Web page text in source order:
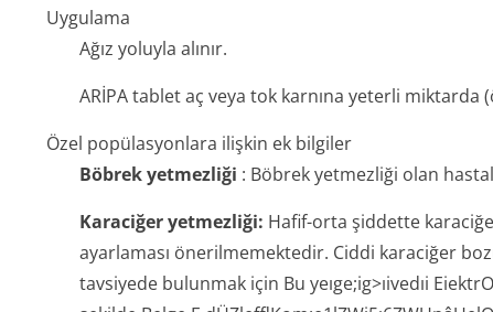
Uygulama
Ağız yoluyla alınır.
ARİPA tablet aç veya tok karnına yeterli miktarda
Özel popülasyonlara ilişkin ek bilgiler
Böbrek yetmezliği : Böbrek yetmezliği olan
Karaciğer yetmezliği: Hafif-orta şiddette
ayarlaması önerilmemektedir. Ciddi karaciğer
tavsiyede bulunmak için Bu yeıge;ig>ıivedıi